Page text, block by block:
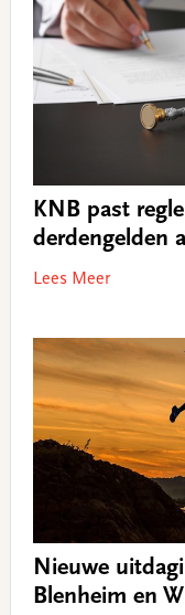
KNB past
derdengelden
Lees Meer
Nieuwe
Blenheim en